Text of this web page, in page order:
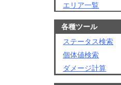
エリア一覧
各種ツール
ステータス検索
個体値検索
ダメージ計算